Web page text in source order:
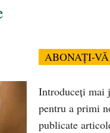
ABONAȚI-VĂ
Introduceți mai
pentru a primi
publicate